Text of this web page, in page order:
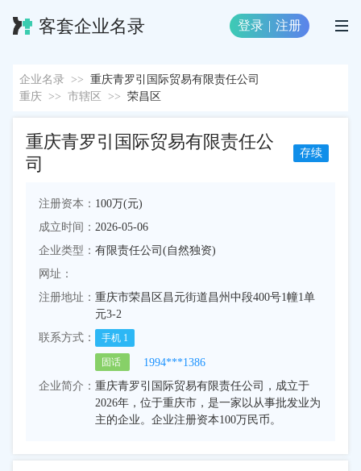
客套企业名录 登录 | 注册
企业名录 >> 重庆青罗引国际贸易有限责任公司
重庆 >> 市辖区 >> 荣昌区
重庆青罗引国际贸易有限责任公
司
存续
注册资本： 100万(元)
成立时间： 2026-05-06
企业类型： 有限责任公司(自然独资)
网址：
注册地址： 重庆市荣昌区昌元街道昌州中段400号1幢1单
元3-2
联系方式：
手机 1
固话
1994***1386
企业简介： 重庆青罗引国际贸易有限责任公司，成立于
2026年，位于重庆市，是一家以从事批发业为
主的企业。企业注册资本100万民币。